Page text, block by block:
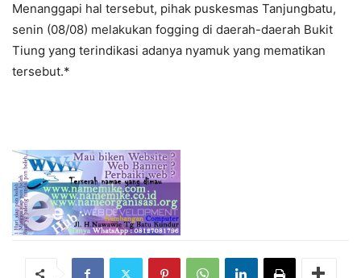
Menanggapi hal tersebut, pihak puskesmas Tanjungbatu,
senin (08/08) melakukan fogging di daerah-daerah Bukit
Tiung yang terindikasi adanya nyamuk yang mematikan
tersebut.*